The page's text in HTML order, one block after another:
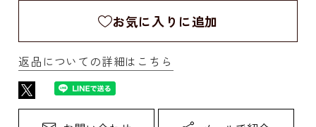
お気に入りに追加
返品についての詳細はこちら